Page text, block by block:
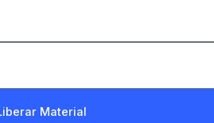
Material